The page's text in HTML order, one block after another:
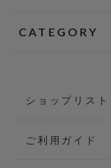
CATEGORY
ショップリスト
ご利用ガイド